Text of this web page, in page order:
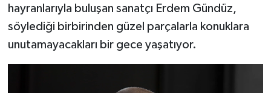
hayranlarıyla buluşan sanatçı Erdem Gündüz,
söylediği birbirinden güzel parçalarla konuklara
unutamayacakları bir gece yaşatıyor.